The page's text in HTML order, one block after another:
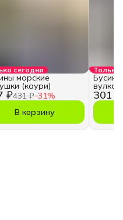
сегодня
₽431 ₽−31%
морские
(каури)
В корзину
Только
301 ₽